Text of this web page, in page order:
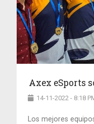
Axex eSports
14-11-2022 - 8:18
Los mejores